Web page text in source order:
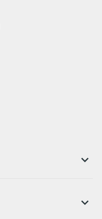

